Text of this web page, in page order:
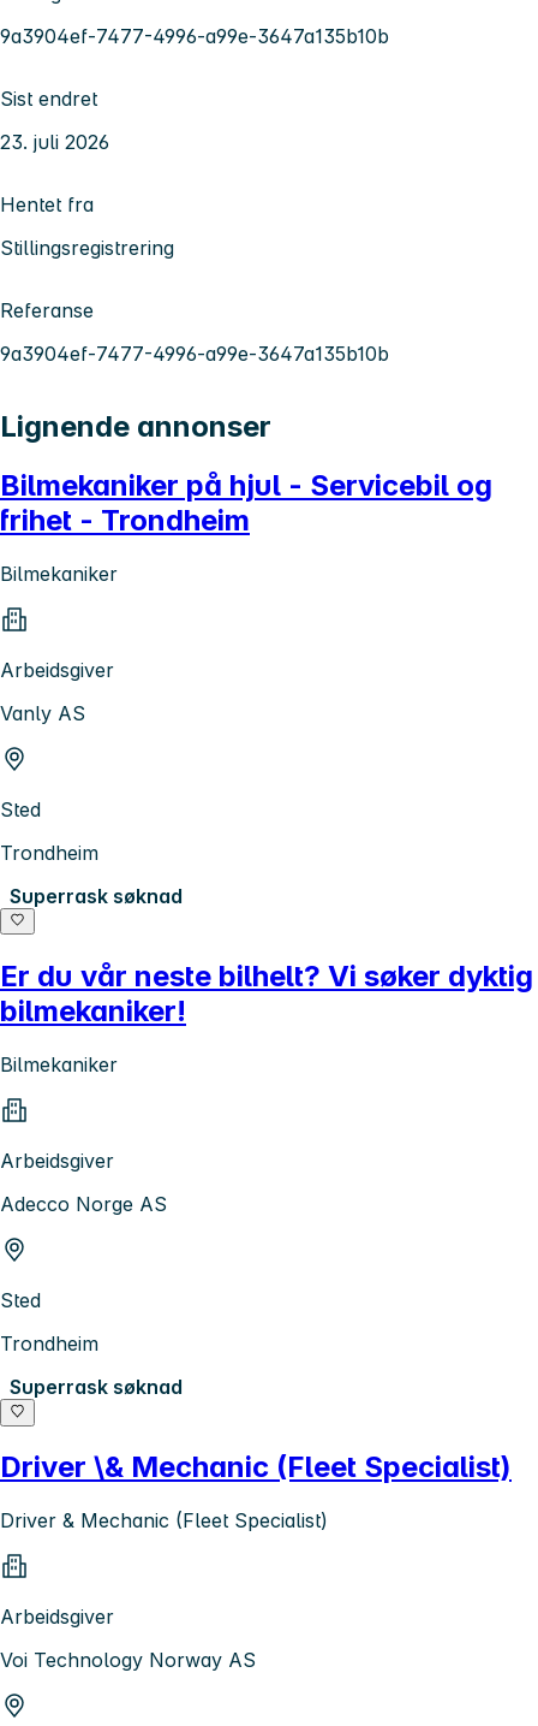
9a3904ef-7477-4996-a99e-3647a135b10b
Sist endret
23. juli 2026
Hentet fra
Stillingsregistrering
Referanse
9a3904ef-7477-4996-a99e-3647a135b10b
Lignende annonser
Bilmekaniker på hjul - Servicebil og
frihet - Trondheim
Bilmekaniker
Arbeidsgiver
Vanly AS
Sted
Trondheim
Superrask søknad
Er du vår neste bilhelt? Vi søker dyktig
bilmekaniker!
Bilmekaniker
Arbeidsgiver
Adecco Norge AS
Sted
Trondheim
Superrask søknad
Driver \& Mechanic (Fleet Specialist)
Driver & Mechanic (Fleet Specialist)
Arbeidsgiver
Voi Technology Norway AS